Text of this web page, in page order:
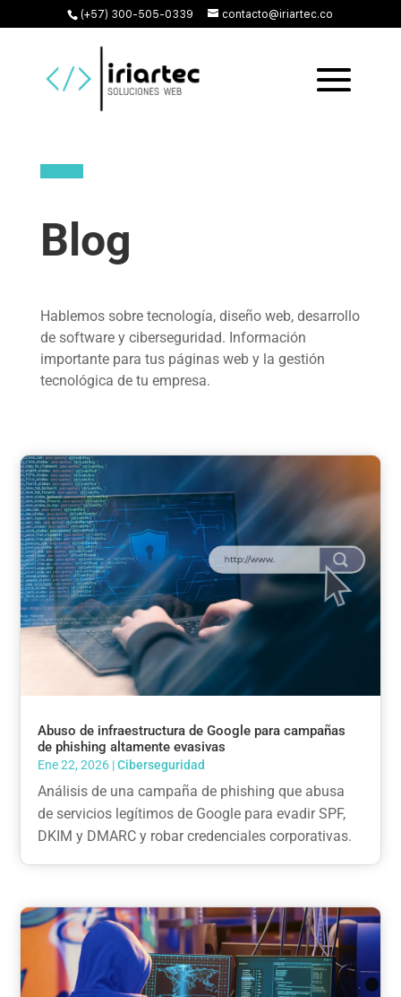
(+57) 300-505-0339 contacto@iriartec.co
Blog
Hablemos sobre tecnología, diseño web, desarrollo
de software y ciberseguridad. Información
importante para tus páginas web y la gestión
tecnológica de tu empresa.
Abuso de infraestructura de Google para campañas
de phishing altamente evasivas
Ene 22, 2026 |Ciberseguridad
Análisis de una campaña de phishing que abusa
de servicios legítimos de Google para evadir SPF,
DKIM y DMARC y robar credenciales corporativas.